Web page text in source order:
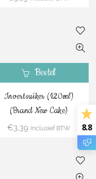
Bestel
Invertsuiker (120ml)
(Brand New Cake)
€3.39 Inclusief BTW 8.8